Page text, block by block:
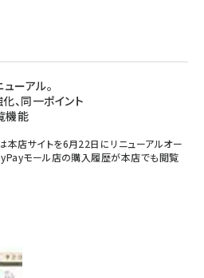
ーアル。
、同一ポイント
機能
本店サイトを6月22日にリニューアルオー
モール店の購入履歴が本店でも閲覧